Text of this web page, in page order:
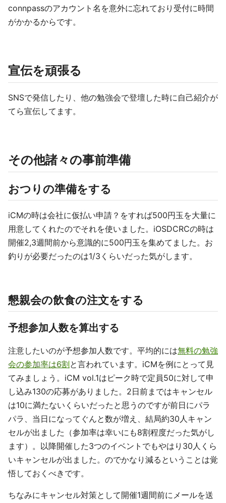
connpassのアカウント名を意外に忘れており受付に時間
がかかるからです。
宣伝を頑張る
SNSで発信したり、他の勉強会で登壇した時に自己紹介が
てら宣伝してます。
その他諸々の事前準備
おつりの準備をする
iCMの時は会社に仮払い申請？をすれば500円玉を大量に
用意してくれたのでそれを使いました。iOSDCRCの時は
開催2,3週間前から意識的に500円玉を集めてました。お
釣りが必要だったのは1/3くらいだった気がします。
懇親会の飲食の注文をする
予想参加人数を算出する
注意したいのが予想参加人数です。平均的には無料の勉強
会の参加率は6割と言われています。iCMを例にとって見
てみましょう。iCM vol.1はピーク時で定員50に対して申
し込み130の応募がありました。2日前まではキャンセル
は10に満たないくらいだったと思うのですが前日にパラ
パラ、当日になってぐんと数が増え、結局約30人キャン
セルが出ました（参加率は幸いにも8割程度だった気がし
ます）。以降開催した3つのイベントでもやはり30人くら
いキャンセルが出ました。のでかなり減るということは覚
悟しておくべきです。
ちなみにキャンセル対策として開催1週間前にメールを送